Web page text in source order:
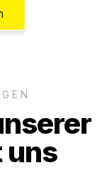
uns